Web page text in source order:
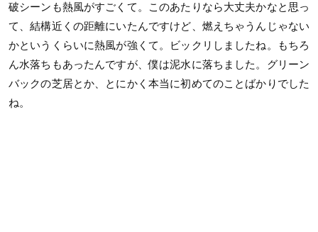
破シーンも熱風がすごくて。このあたりなら大丈夫かなと思っ
て、結構近くの距離にいたんですけど、燃えちゃうんじゃない
かというくらいに熱風が強くて。ビックリしましたね。もちろ
ん水落ちもあったんですが、僕は泥水に落ちました。グリーン
バックの芝居とか、とにかく本当に初めてのことばかりでした
ね。